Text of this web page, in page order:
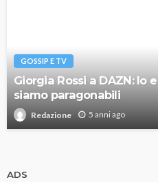
GOSSIP E TV
Giorgia Rossi a DAZN: Io
siamo paragonabili
Redazione 5 anni ago
ADS